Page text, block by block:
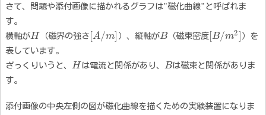
さて、問題や添付画像に描かれるグラフは"磁化曲線"と呼ばれま
す。
横軸がH （磁界の強さ [A/m] ）、縦軸がB（磁束密度[B/m2] ）を
表しています。
ざっくりいうと、 H は電流と関係があり、 Bは磁束と関係がありま
す。
添付画像の中央左側の図が磁化曲線を描くための実験装置になりま